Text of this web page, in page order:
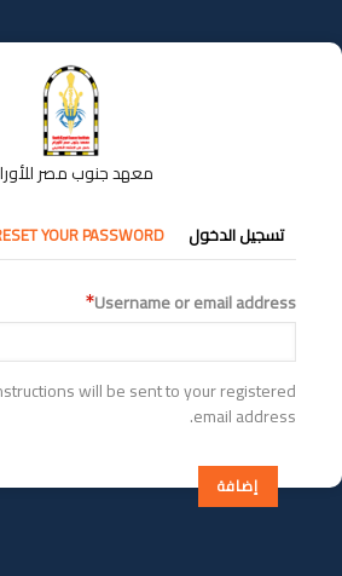
إلى
المحتوى
معهد جنوب مصر
التبويبات
الأساسية
تسجيل الدخول YOUR PASSWORD
Username or email address
will be sent to your registered
email address.